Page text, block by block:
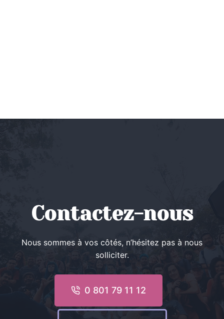
Contactez-nous
Nous sommes à vos côtés, n’hésitez pas à nous
solliciter.
0 801 79 11 12